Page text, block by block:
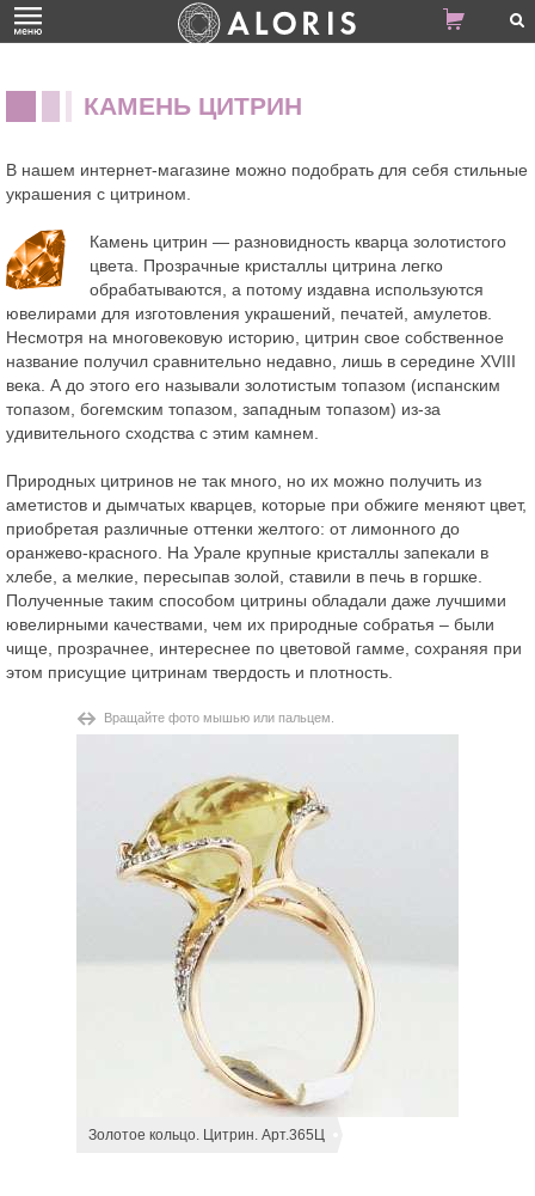
КАМЕНЬ ЦИТРИН
В нашем интернет-магазине можно подобрать для себя стильные
украшения с цитрином
Камень цитрин — разновидность кварца золотистого
цвета. Прозрачные кристаллы цитрина легко
обрабатываются, а потому издавна используются
ювелирами для изготовления украшений, печатей, амулетов.
Несмотря на многовековую историю, цитрин свое собственное
название получил сравнительно недавно, лишь в середине XVIII
века. А до этого его называли золотистым топазом (испанским
топазом, богемским топазом, западным топазом) из-за
удивительного сходства с этим камнем.
Природных цитринов не так много, но их можно получить из
аметистов и дымчатых кварцев, которые при обжиге меняют цвет,
приобретая различные оттенки желтого: от лимонного до
оранжево-красного. На Урале крупные кристаллы запекали в
хлебе, а мелкие, пересыпав золой, ставили в печь в горшке.
Полученные таким способом цитрины обладали даже лучшими
ювелирными качествами, чем их природные собратья – были
чище, прозрачнее, интереснее по цветовой гамме, сохраняя при
этом присущие цитринам твердость и плотность.
Вращайте фото мышью или пальцем.
Золотое кольцо. Цитрин. Арт.365Ц